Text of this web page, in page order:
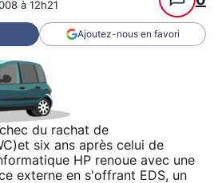
à 12h21
Ajoutez-nous en favori
du rachat de
six ans après celui de
HP renoue avec une
externe en s'offrant EDS, un